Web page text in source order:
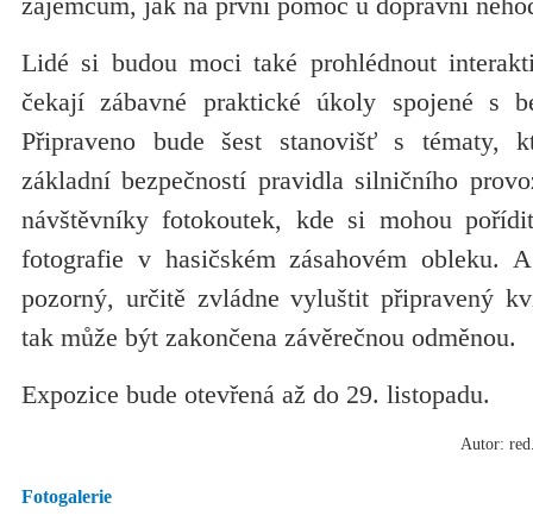
Lidé si budou moci také prohlédnout
čekají zábavné praktické úkoly spojené s
Připraveno bude šest stanovišť s tématy,
základní bezpečností pravidla silničního
návštěvníky fotokoutek, kde si mohou
fotografie v hasičském zásahovém obleku.
pozorný, určitě zvládne vyluštit připravený
tak může být zakončena závěrečnou odměnou.
Expozice bude otevřená až do 29. listopadu.
Autor:
Fotogalerie